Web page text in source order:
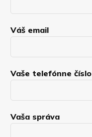
Váš email
Vaše telefónne číslo
Vaša správa